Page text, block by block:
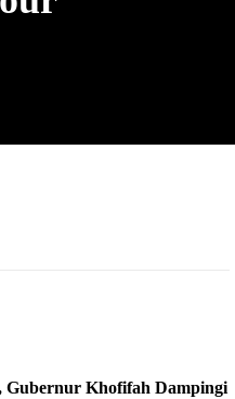
Khofifah Dampingi